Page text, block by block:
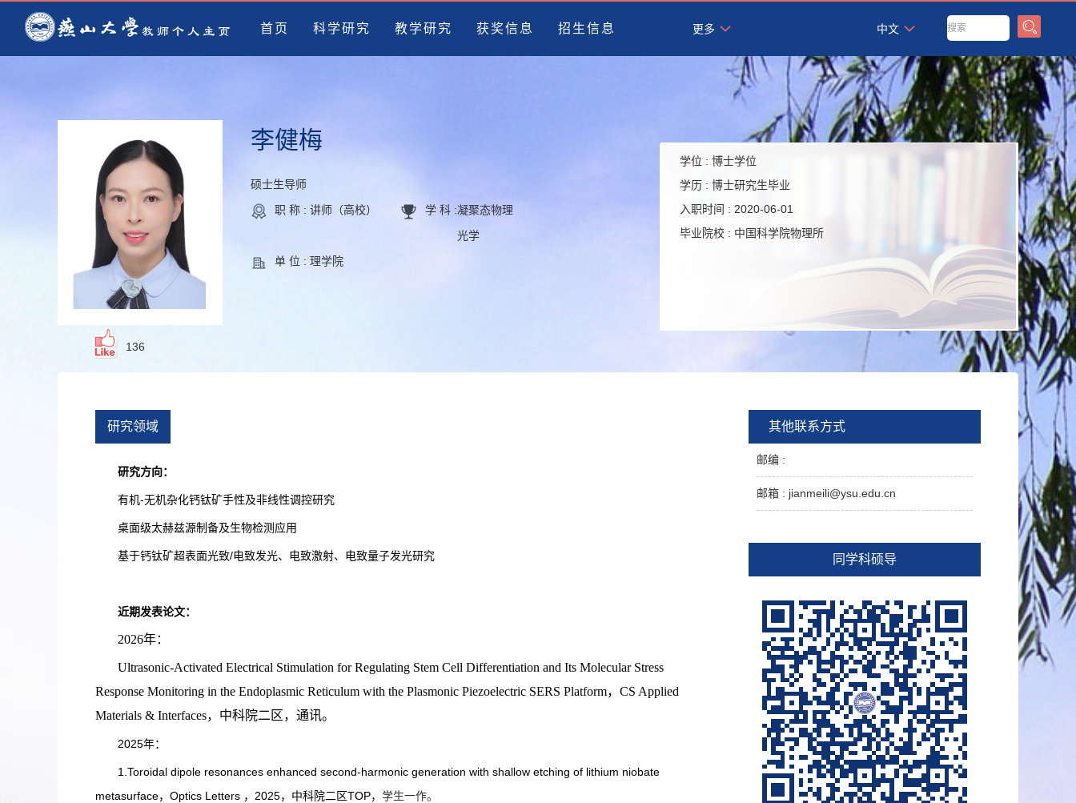
首页 科学研究 教学研究 获奖信息 招生信息 更多
`
中文
136
李健梅
硕士生导师
职 称 : 讲师（高校）
学 科 :凝聚态物理
光学
单 位 : 理学院
学位 : 博士学位
学历 : 博士研究生毕业
入职时间 : 2020-06-01
毕业院校 : 中国科学院物理所
研究领域
研究方向：
有机-无机杂化钙钛矿手性及非线性调控研究
桌面级太赫兹源制备及生物检测应用
基于钙钛矿超表面光致/电致发光、电致激射、电致量子发光研究
近期发表论文：
2026年：
Ultrasonic-Activated Electrical Stimulation for Regulating Stem Cell Differentiation and Its Molecular Stress
Response Monitoring in the Endoplasmic Reticulum with the Plasmonic Piezoelectric SERS Platform， CS Applied
Materials & Interfaces， 中科院二区， 通讯。
2025年：
1.Toroidal dipole resonances enhanced second-harmonic generation with shallow etching of lithium niobate
metasurface，Optics Letters ，2025，中科院二区TOP， 学生一作。
其他联系方式
邮编 :
邮箱 : jianmeili@ysu.edu.cn
同学科硕导